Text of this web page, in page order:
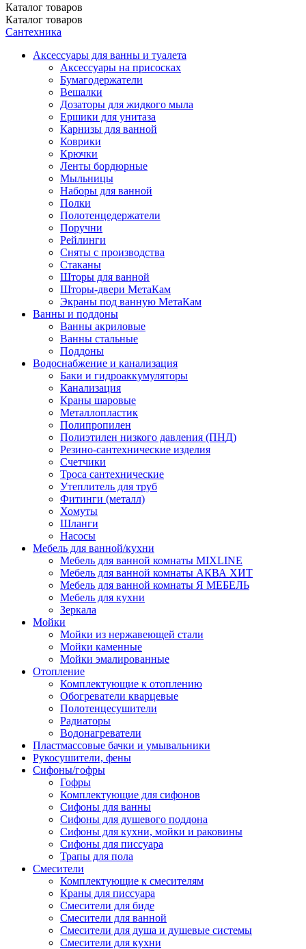
Каталог товаров
Каталог товаров
Сантехника
Аксессуары для ванны и туалета
Аксессуары на присосках
Бумагодержатели
Вешалки
Дозаторы для жидкого мыла
Ершики для унитаза
Карнизы для ванной
Коврики
Крючки
Ленты бордюрные
Мыльницы
Наборы для ванной
Полки
Полотенцедержатели
Поручни
Рейлинги
Сняты с производства
Стаканы
Шторы для ванной
Шторы-двери МетаКам
Экраны под ванную МетаКам
Ванны и поддоны
Ванны акриловые
Ванны стальные
Поддоны
Водоснабжение и канализация
Баки и гидроаккумуляторы
Канализация
Краны шаровые
Металлопластик
Полипропилен
Полиэтилен низкого давления (ПНД)
Резино-сантехнические изделия
Счетчики
Троса сантехнические
Утеплитель для труб
Фитинги (металл)
Хомуты
Шланги
Насосы
Мебель для ванной/кухни
Мебель для ванной комнаты MIXLINE
Мебель для ванной комнаты АКВА ХИТ
Мебель для ванной комнаты Я МЕБЕЛЬ
Мебель для кухни
Зеркала
Мойки
Мойки из нержавеющей стали
Мойки каменные
Мойки эмалированные
Отопление
Комплектующие к отоплению
Обогреватели кварцевые
Полотенцесушители
Радиаторы
Водонагреватели
Пластмассовые бачки и умывальники
Рукосушители, фены
Сифоны/гофры
Гофры
Комплектующие для сифонов
Сифоны для ванны
Сифоны для душевого поддона
Сифоны для кухни, мойки и раковины
Сифоны для писсуара
Трапы для пола
Смесители
Комплектующие к смесителям
Краны для писсуара
Смесители для биде
Смесители для ванной
Смесители для душа и душевые системы
Смесители для кухни